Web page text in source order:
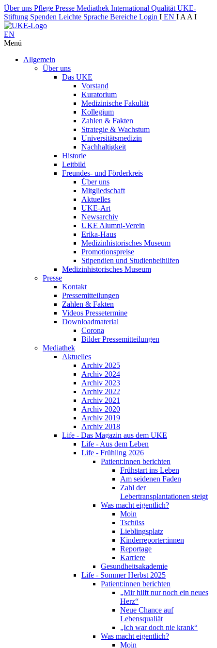
Über uns Pflege Presse Mediathek International Qualität UKE-
Stiftung Spenden Leichte Sprache Bereiche Login I EN I A A I
EN
Menü
Allgemein
Über uns
Das UKE
Vorstand
Kuratorium
Medizinische Fakultät
Kollegium
Zahlen & Fakten
Strategie & Wachstum
Universitätsmedizin
Nachhaltigkeit
Historie
Leitbild
Freundes- und Förderkreis
Über uns
Mitgliedschaft
Aktuelles
UKE-Art
Newsarchiv
UKE Alumni-Verein
Erika-Haus
Medizinhistorisches Museum
Promotionspreise
Stipendien und Studienbeihilfen
Medizinhistorisches Museum
Presse
Kontakt
Pressemitteilungen
Zahlen & Fakten
Videos Pressetermine
Downloadmaterial
Corona
Bilder Pressemitteilungen
Mediathek
Aktuelles
Archiv 2025
Archiv 2024
Archiv 2023
Archiv 2022
Archiv 2021
Archiv 2020
Archiv 2019
Archiv 2018
Life - Das Magazin aus dem UKE
Life - Aus dem Leben
Life - Frühling 2026
Patient:innen berichten
Frühstart ins Leben
Am seidenen Faden
Zahl der
Lebertransplantationen steigt
Was macht eigentlich?
Moin
Tschüss
Lieblingsplatz
Kinderreporter:innen
Reportage
Karriere
Gesundheitsakademie
Life - Sommer Herbst 2025
Patient:innen berichten
„Mir hilft nur noch ein neues
Herz“
Neue Chance auf
Lebensqualiät
„Ich war doch nie krank“
Was macht eigentlich?
Moin